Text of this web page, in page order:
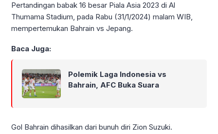
Pertandingan babak 16 besar Piala Asia 2023 di Al
Thumama Stadium, pada Rabu (31/1/2024) malam WIB,
mempertemukan Bahrain vs Jepang.
Baca Juga:
Polemik Laga Indonesia vs
Bahrain, AFC Buka Suara
Gol Bahrain dihasilkan dari bunuh diri Zion Suzuki.